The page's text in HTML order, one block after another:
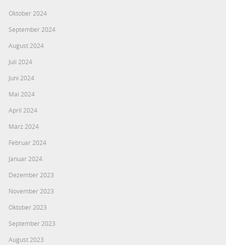
Oktober 2024
September 2024
August 2024
Juli 2024
Juni 2024
Mai 2024
April 2024
März 2024
Februar 2024
Januar 2024
Dezember 2023
November 2023
Oktober 2023
September 2023
August 2023